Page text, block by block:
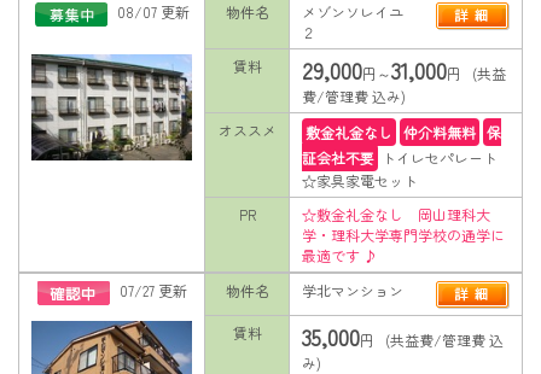
08/07 更新
物件名
メゾンソレイユ
２
賃料
29,000円～31,000円 (共益
費/管理費 込み)
オススメ
敷金礼金なし 仲介料無料 保
証会社不要
トイレセパレート
☆家具家電セット
PR
☆敷金礼金なし 岡山理科大
学・理科大学専門学校の通学に
最適です ♪
07/27 更新
物件名 学北マンション
賃料 35,000円 (共益費/管理費 込
み)